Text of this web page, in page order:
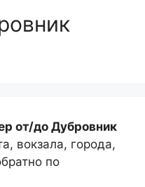
от/до Дубровник
вокзала, города,
по